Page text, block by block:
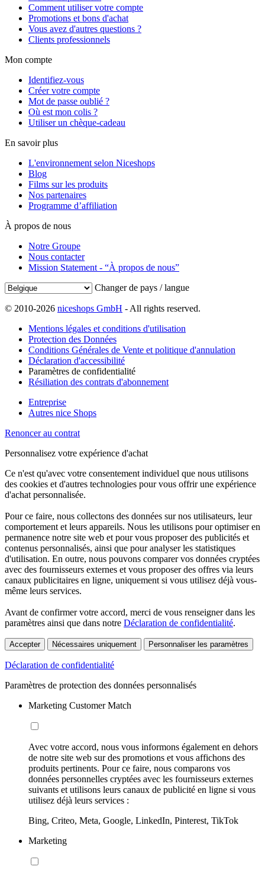
Comment utiliser votre compte
Promotions et bons d'achat
Vous avez d'autres questions ?
Clients professionnels
Mon compte
Identifiez-vous
Créer votre compte
Mot de passe oublié ?
Où est mon colis ?
Utiliser un chèque-cadeau
En savoir plus
L'environnement selon Niceshops
Blog
Films sur les produits
Nos partenaires
Programme d’affiliation
À propos de nous
Notre Groupe
Nous contacter
Mission Statement - “À propos de nous”
Changer de pays / langue
© 2010-2026 niceshops GmbH - All rights reserved.
Mentions légales et conditions d'utilisation
Protection des Données
Conditions Générales de Vente et politique d'annulation
Déclaration d'accessibilité
Paramètres de confidentialité
Résiliation des contrats d'abonnement
Entreprise
Autres nice Shops
Renoncer au contrat
Personnalisez votre expérience d'achat
Ce n'est qu'avec votre consentement individuel que nous utilisons
des cookies et d'autres technologies pour vous offrir une expérience
d'achat personnalisée.
Pour ce faire, nous collectons des données sur nos utilisateurs, leur
comportement et leurs appareils. Nous les utilisons pour optimiser en
permanence notre site web et pour vous proposer des publicités et
contenus personnalisés, ainsi que pour analyser les statistiques
d'utilisation. En outre, nous pouvons comparer vos données cryptées
avec des fournisseurs externes et vous proposer des offres via leurs
canaux publicitaires en ligne, uniquement si vous utilisez déjà vous-
même leurs services.
Avant de confirmer votre accord, merci de vous renseigner dans les
paramètres ainsi que dans notre Déclaration de confidentialité.
Accepter Nécessaires uniquement Personnaliser les paramètres
Déclaration de confidentialité
Paramètres de protection des données personnalisés
Marketing Customer Match
Avec votre accord, nous vous informons également en dehors
de notre site web sur des promotions et vous affichons des
produits pertinents. Pour ce faire, nous comparons vos
données personnelles cryptées avec les fournisseurs externes
suivants et utilisons leurs canaux de publicité en ligne si vous
utilisez déjà leurs services :
Bing, Criteo, Meta, Google, LinkedIn, Pinterest, TikTok
Marketing